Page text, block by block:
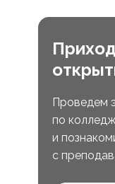
Проведем
по
и
с